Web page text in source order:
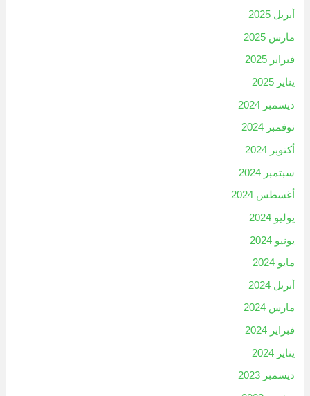
أبريل 2025
مارس 2025
فبراير 2025
يناير 2025
ديسمبر 2024
نوفمبر 2024
أكتوبر 2024
سبتمبر 2024
أغسطس 2024
يوليو 2024
يونيو 2024
مايو 2024
أبريل 2024
مارس 2024
فبراير 2024
يناير 2024
ديسمبر 2023